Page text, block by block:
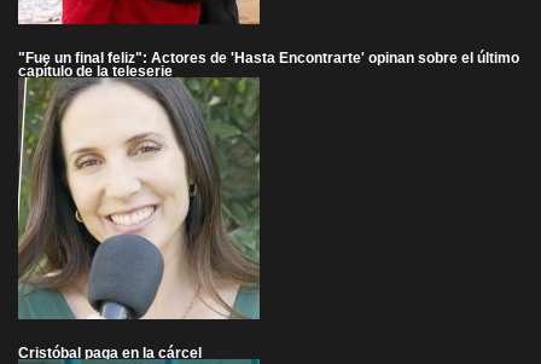
"Fue un final feliz": Actores de 'Hasta Encontrarte' opinan sobre el último
capítulo de la teleserie
Cristóbal paga en la cárcel